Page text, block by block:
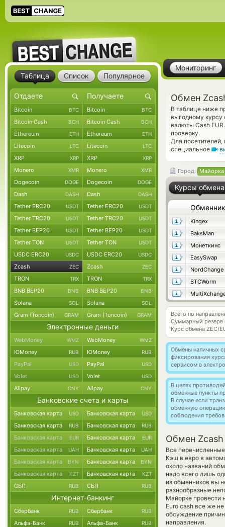
Мониторинг
Обмен
В таблице ниже
выгодному курсу
валюты Cash
проверку.
Для
специальное
Город: Майорка
Курсы обмена
Обменник
Kingex
BaksMan
Монеткинс
EasySwap
NordChange
BTCWorm
Всего по
Суммарный резерв
Курс обмена ZEC/
Обмены наличных
фиксирования
сервисом в
В целях
обменные пункты
В случае если
обменную
соблюдения
Обмен Zcash
Все
Кэш в евро в
около названий
надо всего лишь
из обменников вы
разнообразные
Майорке провести
Euro cash все же
обсуждение
направления.
Таблица Список Популярное
Bitcoin BTC Bitcoin BTC
Bitcoin Cash BCH Bitcoin Cash BCH
Ethereum ETH Ethereum ETH
Litecoin LTC Litecoin LTC
XRP XRP XRP XRP
Monero XMR Monero XMR
Dogecoin DOGE Dogecoin DOGE
Dash DASH Dash DASH
Tether ERC20 USDT Tether ERC20 USDT
Tether TRC20 USDT Tether TRC20 USDT
Tether BEP20 USDT Tether BEP20 USDT
Tether TON USDT Tether TON USDT
USDC ERC20 USDC USDC ERC20 USDC
Zcash ZEC Zcash ZEC
TRON TRX TRON TRX
BNB BEP20 BNB BNB BEP20 BNB
Solana SOL Solana SOL
Gram (Toncoin) GRAM Gram (Toncoin) GRAM
Электронные деньги
WebMoney WMZ WebMoney WMZ
ЮMoney RUB ЮMoney RUB
PayPal USD PayPal USD
Volet USD Volet USD
Alipay CNY Alipay CNY
Банковские счета и карты
Банковская карта USD Банковская карта USD
Банковская карта RUB Банковская карта RUB
Банковская карта EUR Банковская карта EUR
Банковская карта UAH Банковская карта UAH
Банковская карта BYN Банковская карта BYN
Банковская карта KZT Банковская карта KZT
СБП RUB СБП RUB
Интернет-банкинг
Сбербанк RUB Сбербанк RUB
Альфа-Банк RUB Альфа-Банк RUB